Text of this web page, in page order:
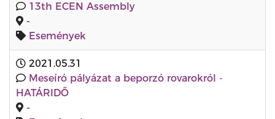
13th ECEN Assembly
-
Események
2021.05.31
Meseíró pályázat a beporzó rovarokról -
HATÁRIDŐ
-